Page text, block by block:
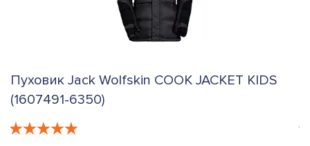
Пуховик Jack Wolfskin COOK JACKET KIDS
(1607491-6350)